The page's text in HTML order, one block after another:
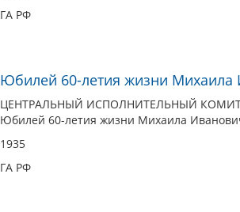
ГА РФ
Юбилей 60-летия жизни Михаила
ЦЕНТРАЛЬНЫЙ ИСПОЛНИТЕЛЬНЫЙ
Юбилей 60-летия жизни Михаила
1935
ГА РФ